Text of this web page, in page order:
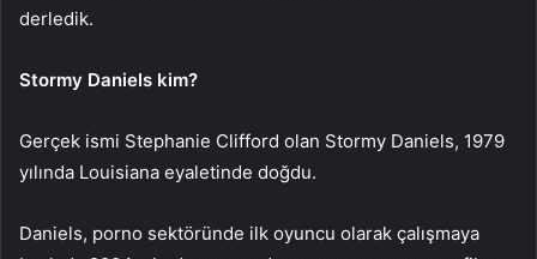
derledik.
Stormy Daniels kim?
Gerçek ismi Stephanie Clifford olan Stormy Daniels, 1979
yılında Louisiana eyaletinde doğdu.
Daniels, porno sektöründe ilk oyuncu olarak çalışmaya